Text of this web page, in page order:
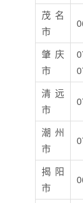
茂名
市
肇庆
市
清远
市
潮州
市
揭阳
市